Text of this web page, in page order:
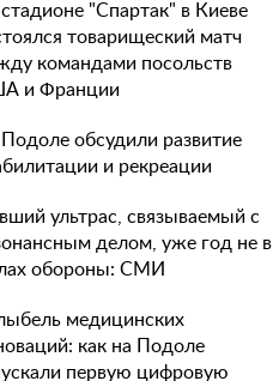
"Спартак" в Киеве
товарищеский матч
командами посольств
и Франции
обсудили развитие
и рекреации
ультрас, связываемый с
делом, уже год не в
обороны: СМИ
медицинских
как на Подоле
первую цифровую